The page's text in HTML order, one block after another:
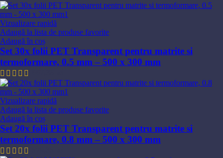
Vizualizare rapidă
Adaugă la lista de produse favorite
Adaugă în coș
Set 30x folii PET Transparent pentru matrite si
termoformare, 0.5 mm – 500 x 300 mm
Vizualizare rapidă
Adaugă la lista de produse favorite
Adaugă în coș
Set 20x folii PET Transparent pentru matrite si
termoformare, 0.8 mm – 500 x 300 mm